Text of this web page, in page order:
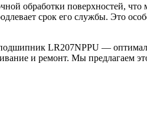
обработки поверхностей,
срок его службы. Это
LR207NPPU —
и ремонт. Мы предлагаем